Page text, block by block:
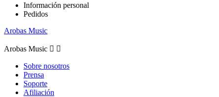
Información personal
Pedidos
Arobas Music
Arobas Music  
Sobre nosotros
Prensa
Soporte
Afiliación